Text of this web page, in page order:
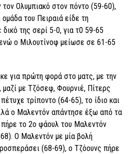
τον Ολυμπιακό στον πόντο (59-60),
του Πειραιά είδε τη
δικό της σερί 5-0, για τ0 59-65
ο Μιλουτίνοφ μείωσε σε 61-65
για πρώτη φορά στο ματς, με την
μαζί με Τζόσεφ, Φουρνιέ, Πίτερς
τρίποντο (64-65), το ίδιο και
ο Μαλεντόν απάντησε έξω από τα
το 2ο φάουλ του Μαλεντόν
Ο Μαλεντόν με μία βολή
(68-69), ο Τζόουνς πήρε